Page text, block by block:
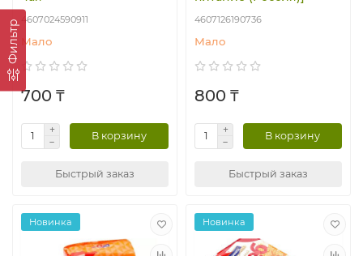
Фильтр 4607024590911
Мало
700 ₸
В корзину
Быстрый заказ
4607126190736
Мало
800 ₸
В корзину
Быстрый заказ
Новинка Новинка